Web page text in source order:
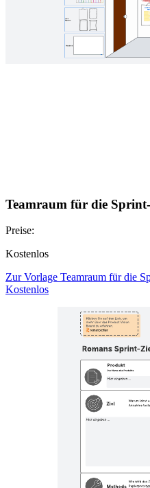
Teamraum für die
Preise:
Kostenlos
Zur Vorlage Teamraum für die
Kostenlos